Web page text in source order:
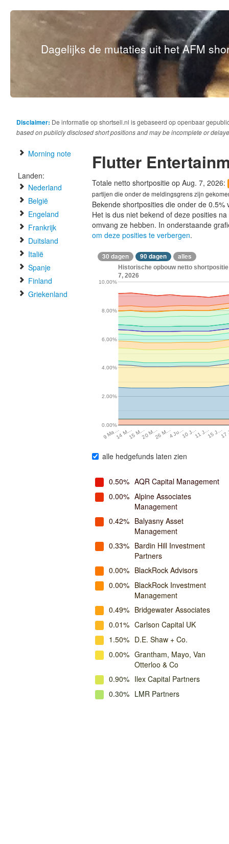
Dagelijks de mutaties uit het AFM
Disclaimer: De informatie op shortsell.nl is gebaseerd op openbaar
based on publicly disclosed short positions and may be incomplete or
Morning note
Landen:
Nederland
België
Engeland
Frankrijk
Duitsland
Italië
Spanje
Finland
Griekenland
Flutter
Totale netto shortpositie op Aug. 7, 2026:
partijen die onder de meldingsgrens zijn
Bekende shortposities die onder de
Het is dus niet bekend of deze posities
omvang ze hebben. In onderstaande
om deze posities te verbergen.
30 dagen 90 dagen alles
Historische opbouw netto
7, 2026
9 Ma…14 M…15 M…20 M…26 M…4 Ju…10 J…11 J…15 J…
0.00%
2.00%
4.00%
6.00%
8.00%
10.00%
alle hedgefunds laten zien
0.50% AQR Capital Management
0.00% Alpine Associates
Management
0.42% Balyasny Asset
Management
0.33% Bardin Hill Investment
Partners
0.00% BlackRock Advisors
0.00% BlackRock Investment
Management
0.49% Bridgewater Associates
0.01% Carlson Capital UK
1.50% D.E. Shaw + Co.
0.00% Grantham, Mayo, Van
Otterloo & Co
0.90% Ilex Capital Partners
0.30% LMR Partners